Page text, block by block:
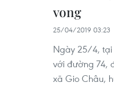
vong
25/04/2019 03:23
Ngày 25/4, tại
với đường 74,
xã Gio Châu,